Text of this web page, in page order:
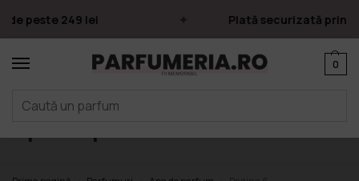
249 lei Plată securizată prin card
0